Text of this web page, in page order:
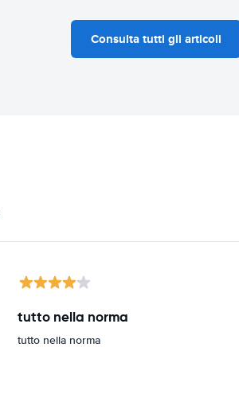
Consulta tutti gli articoli
tutto nella norma
tutto nella norma